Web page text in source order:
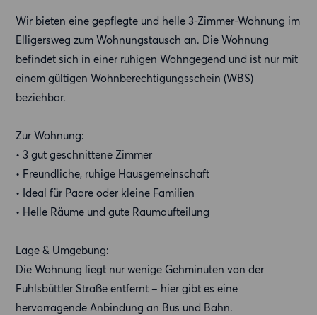
Wir bieten eine gepflegte und helle 3-Zimmer-Wohnung im
Elligersweg zum Wohnungstausch an. Die Wohnung
befindet sich in einer ruhigen Wohngegend und ist nur mit
einem gültigen Wohnberechtigungsschein (WBS)
beziehbar.
Zur Wohnung:
• 3 gut geschnittene Zimmer
• Freundliche, ruhige Hausgemeinschaft
• Ideal für Paare oder kleine Familien
• Helle Räume und gute Raumaufteilung
Lage & Umgebung:
Die Wohnung liegt nur wenige Gehminuten von der
Fuhlsbüttler Straße entfernt – hier gibt es eine
hervorragende Anbindung an Bus und Bahn.